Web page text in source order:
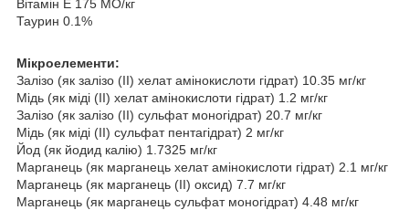
Вітамін E 175 МО/кг
Таурин 0.1%
Мікроелементи:
Залізо (як залізо (II) хелат амінокислоти гідрат) 10.35 мг/кг
Мідь (як міді (II) хелат амінокислоти гідрат) 1.2 мг/кг
Залізо (як залізо (II) сульфат моногідрат) 20.7 мг/кг
Мідь (як міді (II) сульфат пентагідрат) 2 мг/кг
Йод (як йодид калію) 1.7325 мг/кг
Марганець (як марганець хелат амінокислоти гідрат) 2.1 мг/кг
Марганець (як марганець (II) оксид) 7.7 мг/кг
Марганець (як марганець сульфат моногідрат) 4.48 мг/кг